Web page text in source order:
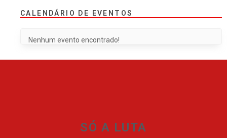
CALENDÁRIO DE EVENTOS
Nenhum evento encontrado!
SÓ A LUTA